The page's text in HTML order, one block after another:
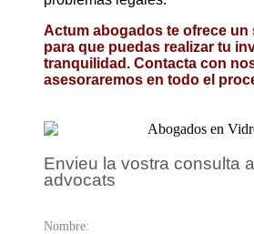
Actum abogados te ofrece un
para que puedas realizar tu
tranquilidad. Contacta con
asesoraremos en todo el
Envieu la vostra consulta
advocats
Nombre: